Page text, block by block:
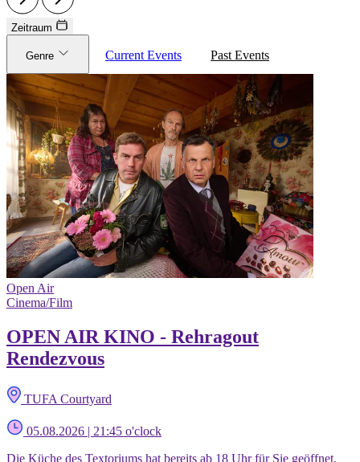
Zeitraum
Genre Current Events Past Events
Open Air
Cinema/Film
OPEN AIR KINO - Rehragout
Rendezvous
TUFA Courtyard
05.08.2026 | 21:45 o'clock
Die Küche des Textoriums hat bereits ab 18 Uhr für Sie geöffnet,